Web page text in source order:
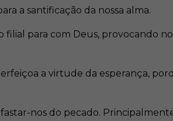
a santificação da nossa alma.
para com Deus, provocando
a virtude da esperança,
nos do pecado.